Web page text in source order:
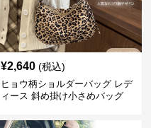
¥2,640 (税込)
ヒョウ柄ショルダーバッグ レデ
ィース 斜め掛け小さめバッグ